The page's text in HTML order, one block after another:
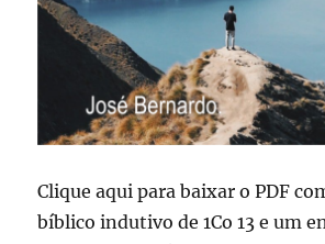
Clique aqui para baixar o PDF
bíblico indutivo de 1Co 13 e um